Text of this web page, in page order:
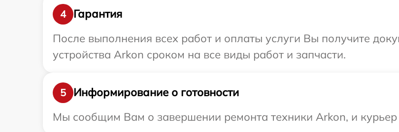
4
Гарантия
После выполнения всех работ и оплаты услуги Вы получите
устройства Arkon сроком на все виды работ и запчасти.
5
Информирование о готовности
Мы сообщим Вам о завершении ремонта техники Arkon, и